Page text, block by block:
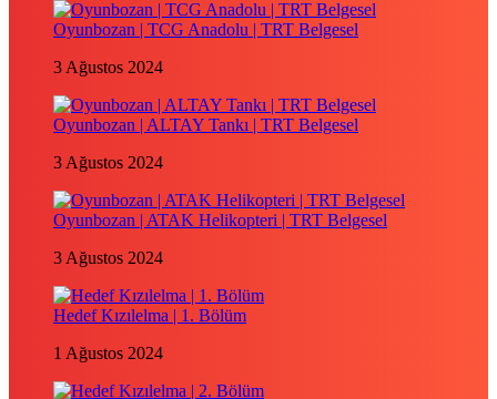
Oyunbozan | TCG Anadolu | TRT Belgesel
3 Ağustos 2024
Oyunbozan | ALTAY Tankı | TRT Belgesel
3 Ağustos 2024
Oyunbozan | ATAK Helikopteri | TRT Belgesel
3 Ağustos 2024
Hedef Kızılelma | 1. Bölüm
1 Ağustos 2024